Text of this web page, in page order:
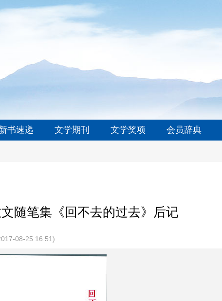
书速递 文学期刊 文学奖项 会员辞典
随笔集《回不去的过去》后记
08-25 16:51)